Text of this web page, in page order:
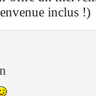
inclus !)